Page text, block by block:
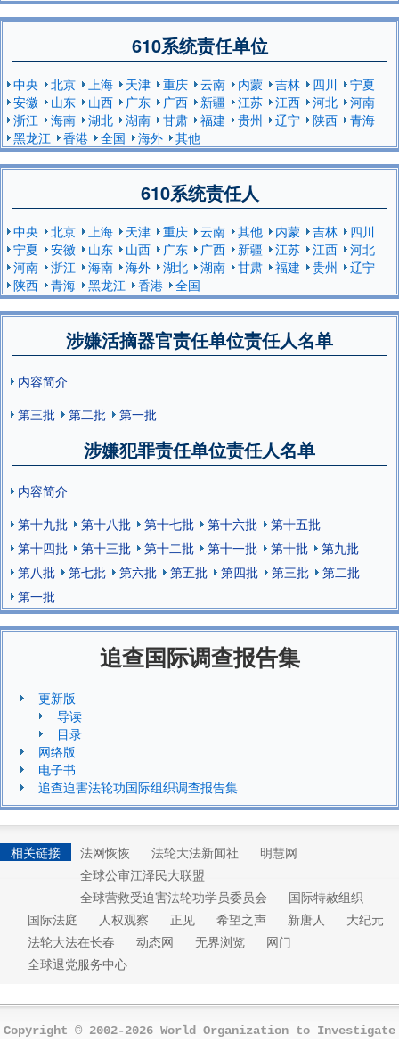
610系统责任单位
中央 北京 上海 天津 重庆 云南 内蒙 吉林 四川
宁夏
安徽
山东 山西 广东 广西 新疆 江苏 江西 河北
河南
浙江
海南 湖北 湖南 甘肃 福建 贵州 辽宁 陕西
青海
黑龙江
香港 全国 海外 其他
610系统责任人
中央 北京 上海 天津 重庆 云南 其他 内蒙 吉林
四川
宁夏
安徽 山东 山西 广东 广西 新疆 江苏 江西
河北
河南
浙江 海南 海外 湖北 湖南 甘肃 福建 贵州
辽宁
陕西
青海 黑龙江 香港 全国
涉嫌活摘器官责任单位责任人名单
内容简介
第三批
第二批 第一批
涉嫌犯罪责任单位责任人名单
内容简介
第十九批
第十八批 第十七批 第十六批
第十五批
第十四批
第十三批 第十二批 第十一批 第十批
第九批
第八批
第七批 第六批 第五批 第四批 第三批
第二批
第一批
追查国际调查报告集
更新版
导读
目录
网络版
电子书
追查迫害法轮功国际组织调查报告集
相关链接 法网恢恢 法轮大法新闻社
明慧网
全球公审江泽民大联盟
全球营救受迫害法轮功学员委员会
国际特赦组织
国际法庭
人权观察 正见 希望之声 新唐人
大纪元
法轮大法在长春
动态网 无界浏览
网门
全球退党服务中心
Copyright © 2002-2026 World Organization to Investigate